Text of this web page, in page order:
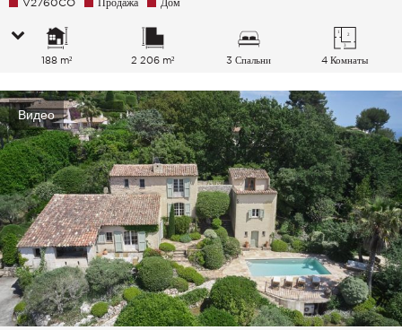
188 m² 2 206 m² 3 Спальни 4 Комнаты
Видео